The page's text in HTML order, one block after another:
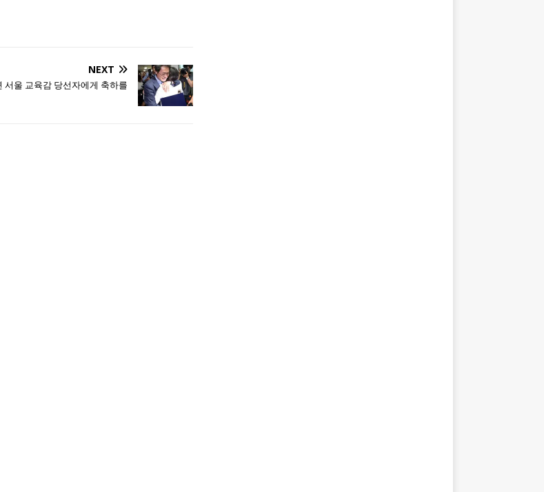
NEXT
서울 교육감 당선자에게 축하를